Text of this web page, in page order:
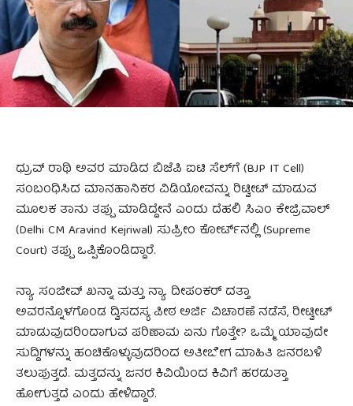
ಧ್ರುವ್ ರಾಥಿ ಅವರ ಮಾಡಿದ ಬಿಜೆಪಿ ಐಟಿ ಸೆಲ್‌ಗೆ (BJP IT Cell)
ಸಂಬಂಧಿಸಿದ ಮಾನಹಾನಿಕರ ವಿಡಿಯೋವನ್ನು ರಿಟ್ವೀಟ್‌ ಮಾಡುವ
ಮೂಲಕ ತಾನು ತಪ್ಪು ಮಾಡಿದ್ದೇನೆ ಎಂದು ದೆಹಲಿ ಸಿಎಂ ಕೇಜ್ರಿವಾಲ್
(Delhi CM Aravind Kejriwal) ಸುಪ್ರೀಂ ಕೋರ್ಟ್‌ನಲ್ಲಿ (Supreme
Court) ತಪ್ಪು ಒಪ್ಪಿಕೊಂಡಿದ್ದಾರೆ.
ನ್ಯಾ. ಸಂಜೀವ್ ಖನ್ನಾ ಮತ್ತು ನ್ಯಾ. ದೀಪಂಕರ್ ದತ್ತಾ
ಅವರನ್ನೊಳಗೊಂಡ ದ್ವಿಸದಸ್ಯ ಪೀಠ ಅರ್ಜಿ ವಿಚಾರಣೆ ನಡೆಸೆ, ರೀಟ್ವೀಟ್
ಮಾಡುವುದರಿಂದಾಗುವ ಪರಿಣಾಮ ಏನು ಗೊತ್ತೇ? ಒಮ್ಮೆ ಯಾವುದೇ
ಸುದ್ದಿಗಳನ್ನು ಹಂಚಿಕೊಳ್ಳುವುದರಿಂದ ಅತೀಬೇಗ ಮಾಹಿತಿ ಜನರಬಳಿ
ತಲುಪುತ್ತದೆ. ಮತ್ತದನ್ನು ಜನರ ಕಿವಿಯಿಂದ ಕಿವಿಗೆ ಹರಡುತ್ತಾ
ಹೋಗುತ್ತದೆ ಎಂದು ಹೇಳಿದ್ದಾರೆ.